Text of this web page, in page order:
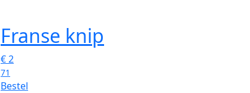
Franse knip
€2
71
Bestel